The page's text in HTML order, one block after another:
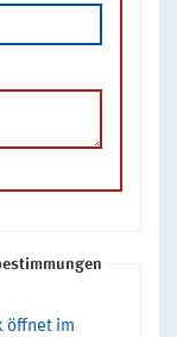
öffnet im